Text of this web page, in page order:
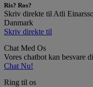
Ris? Ros?
Skriv direkte til Atli
Danmark
Skriv direkte til
Chat Med Os
Vores chatbot kan besvare
Chat Nu!
Ring til os